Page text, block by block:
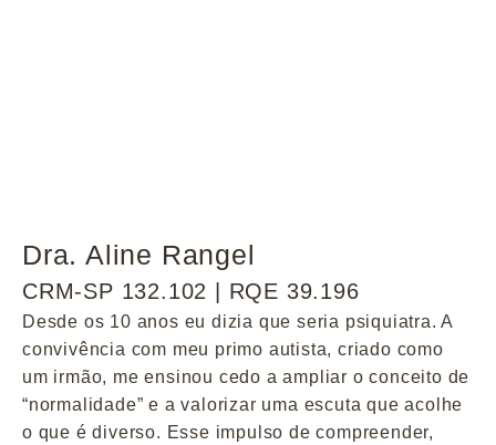
Dra. Aline Rangel
CRM-SP 132.102 | RQE 39.196
Desde os 10 anos eu dizia que seria psiquiatra. A
convivência com meu primo autista, criado como
um irmão, me ensinou cedo a ampliar o conceito de
“normalidade” e a valorizar uma escuta que acolhe
o que é diverso. Esse impulso de compreender,